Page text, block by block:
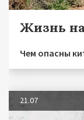
Жизнь
Чем опасны
21.07